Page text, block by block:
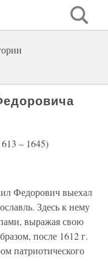
– 1645)
Федорович выехал
Здесь к нему
выражая свою
после 1612 г.
патриотического